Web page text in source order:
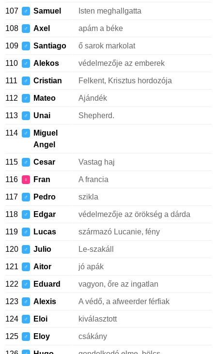
107 ♂ Samuel Isten meghallgatta
108 ♂ Axel apám a béke
109 ♂ Santiago ő sarok markolat
110 ♂ Alekos védelmezője az emberek
111 ♂ Cristian Felkent, Krisztus hordozója
112 ♂ Mateo Ajándék
113 ♂ Unai Shepherd.
114 ♂
Miguel
Angel
115 ♂ Cesar Vastag haj
116 ♀ Fran A francia
117 ♂ Pedro szikla
118 ♂ Edgar védelmezője az örökség a dárda
119 ♂ Lucas származó Lucanie, fény
120 ♂ Julio Le-szakáll
121 ♂ Aitor jó apák
122 ♂ Eduard vagyon, őre az ingatlan
123 ♂ Alexis A védő, a afweerder férfiak
124 ♂ Eloi kiválasztott
125 ♂ Eloy csákány